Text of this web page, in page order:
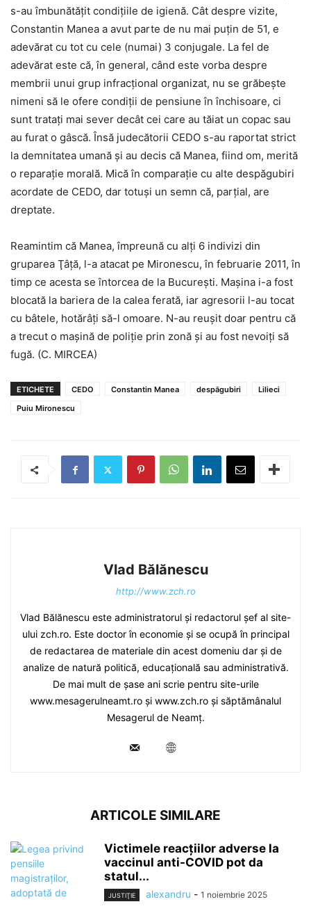
s-au îmbunătăţit condiţiile de igienă. Cât despre vizite,
Constantin Manea a avut parte de nu mai puţin de 51, e
adevărat cu tot cu cele (numai) 3 conjugale. La fel de
adevărat este că, în general, când este vorba despre
membrii unui grup infracţional organizat, nu se grăbeşte
nimeni să le ofere condiţii de pensiune în închisoare, ci
sunt trataţi mai sever decât cei care au tăiat un copac sau
au furat o gâscă. Însă judecătorii CEDO s-au raportat strict
la demnitatea umană şi au decis că Manea, fiind om, merită
o reparaţie morală. Mică în comparaţie cu alte despăgubiri
acordate de CEDO, dar totuşi un semn că, parţial, are
dreptate.
Reamintim că Manea, împreună cu alţi 6 indivizi din
gruparea Ţâţă, l-a atacat pe Mironescu, în februarie 2011, în
timp ce acesta se întorcea de la Bucureşti. Maşina i-a fost
blocată la bariera de la calea ferată, iar agresorii l-au tocat
cu bâtele, hotărâţi să-l omoare. N-au reuşit doar pentru că
a trecut o maşină de poliţie prin zonă şi au fost nevoiţi să
fugă. (C. MIRCEA)
ETICHETE CEDO Constantin Manea despăgubiri
Lilieci
Puiu Mironescu
Vlad Bălănescu
http://www.zch.ro
Vlad Bălănescu este administratorul și redactorul șef al site-
ului zch.ro. Este doctor în economie și se ocupă în principal
de redactarea de materiale din acest domeniu dar și de
analize de natură politică, educațională sau administrativă.
De mai mult de șase ani scrie pentru site-urile
www.mesagerulneamt.ro și www.zch.ro și săptămânalul
Mesagerul de Neamț.
ARTICOLE SIMILARE
Victimele reacțiilor adverse la
vaccinul anti-COVID pot da
statul...
JUSTIŢIE alexandru - 1 noiembrie 2025